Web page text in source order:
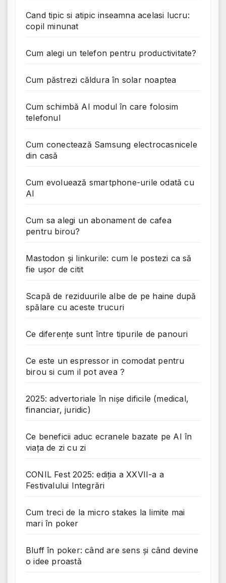
Cand tipic si atipic inseamna acelasi lucru:
copil minunat
Cum alegi un telefon pentru productivitate?
Cum păstrezi căldura în solar noaptea
Cum schimbă AI modul în care folosim
telefonul
Cum conectează Samsung electrocasnicele
din casă
Cum evoluează smartphone-urile odată cu
AI
Cum sa alegi un abonament de cafea
pentru birou?
Mastodon și linkurile: cum le postezi ca să
fie ușor de citit
Scapă de reziduurile albe de pe haine după
spălare cu aceste trucuri
Ce diferențe sunt între tipurile de panouri
Ce este un espressor in comodat pentru
birou si cum il pot avea ?
2025: advertoriale în nișe dificile (medical,
financiar, juridic)
Ce beneficii aduc ecranele bazate pe AI în
viața de zi cu zi
CONIL Fest 2025: ediția a XXVII-a a
Festivalului Integrări
Cum treci de la micro stakes la limite mai
mari în poker
Bluff în poker: când are sens și când devine
o idee proastă